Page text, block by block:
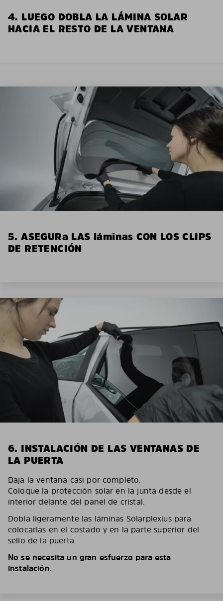
4. LUEGO DOBLA LA LÁMINA SOLAR
HACIA EL RESTO DE LA VENTANA
5. ASEGURa LAS láminas CON LOS CLIPS
DE RETENCIÓN
6. INSTALACIÓN DE LAS VENTANAS DE
LA PUERTA
Baja la ventana casi por completo.
Coloque la protección solar en la junta desde el
interior delante del panel de cristal.
Dobla ligeramente las láminas Solarplexius para
colocarlas en el costado y en la parte superior del
sello de la puerta.
No se necesita un gran esfuerzo para esta
instalación.